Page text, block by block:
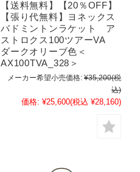
【送料無料】【20％OFF】
【張り代無料】ヨネックス
バドミントンラケット ア
ストロクス100ツアーVA
ダークオリーブ色＜
AX100TVA_328＞
メーカー希望小売価格: ¥35,200(税
込)
価格: ¥25,600(税込 ¥28,160)